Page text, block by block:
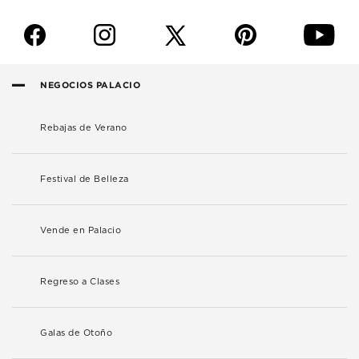
f i p y
NEGOCIOS PALACIO
Rebajas de Verano
Festival de Belleza
Vende en Palacio
Regreso a Clases
Galas de Otoño